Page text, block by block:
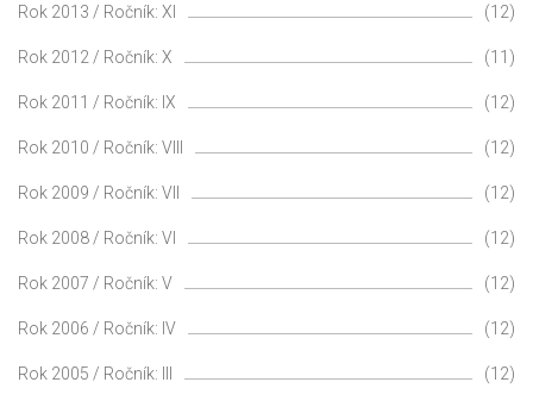
Rok 2013 / Ročník: XI (12)
Rok 2012 / Ročník: X (11)
Rok 2011 / Ročník: IX (12)
Rok 2010 / Ročník: VIII (12)
Rok 2009 / Ročník: VII (12)
Rok 2008 / Ročník: VI (12)
Rok 2007 / Ročník: V (12)
Rok 2006 / Ročník: IV (12)
Rok 2005 / Ročník: III (12)